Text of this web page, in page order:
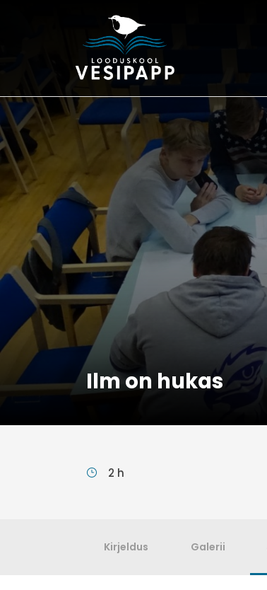
Ilm on hukas
2 h
Kirjeldus Galerii